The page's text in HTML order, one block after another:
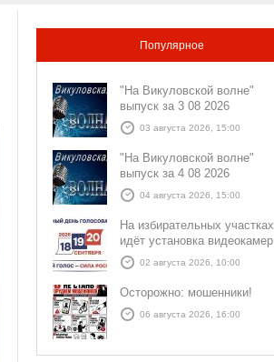
Популярное
"На Викуловской волне"
выпуск за 3 08 2026
03 августа 2026, 15:00
"На Викуловской волне"
выпуск за 4 08 2026
04 августа 2026, 15:00
На избирательных участках
идёт установка видеокамер
02 августа 2026, 10:00
Осторожно: мошенники!
06 августа 2026, 16:00